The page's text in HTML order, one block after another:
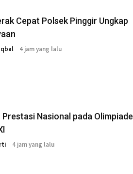
Cepat Polsek Pinggir Ungkap
4 jam yang lalu
Nasional pada Olimpiade
4 jam yang lalu